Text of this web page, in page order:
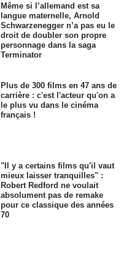
Même si l’allemand est sa
langue maternelle, Arnold
Schwarzenegger n’a pas eu le
droit de doubler son propre
personnage dans la saga
Terminator
Plus de 300 films en 47 ans de
carrière : c'est l'acteur qu'on a
le plus vu dans le cinéma
français !
"Il y a certains films qu'il vaut
mieux laisser tranquilles" :
Robert Redford ne voulait
absolument pas de remake
pour ce classique des années
70